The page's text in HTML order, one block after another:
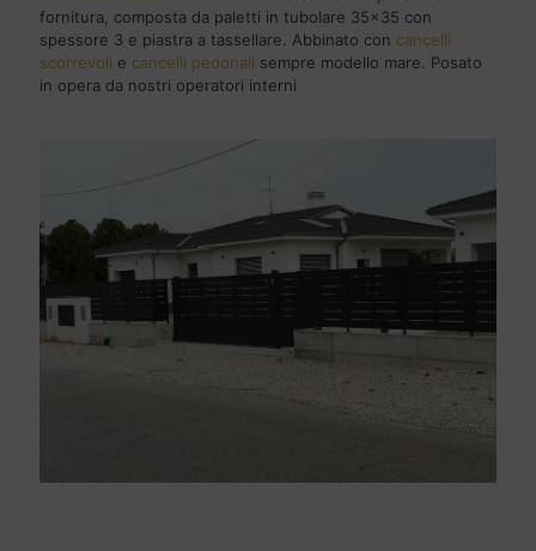
fornitura, composta da paletti in tubolare 35x35 con
spessore 3 e piastra a tassellare. Abbinato con cancelli
scorrevoli e cancelli pedonali sempre modello mare. Posato
in opera da nostri operatori interni